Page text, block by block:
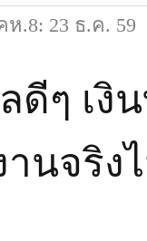
ห.8: 23 ธ.ค. 59
ดีๆ เงิ
านจริง